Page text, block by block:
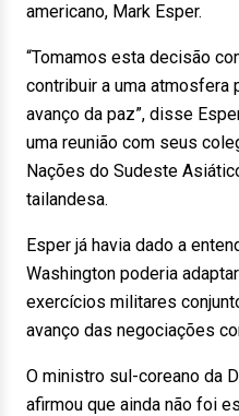
americano, Mark Esper.
“Tomamos esta decisão
contribuir a uma atmosfera
avanço da paz”, disse
uma reunião com seus
Nações do Sudeste
tailandesa.
Esper já havia dado a
Washington poderia
exercícios militares
avanço das negociações
O ministro sul-coreano da
afirmou que ainda não foi